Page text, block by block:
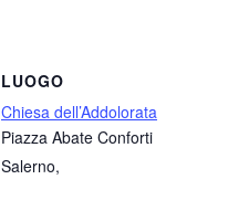
LUOGO
Chiesa dell’Addolorata
Piazza Abate Conforti
Salerno,